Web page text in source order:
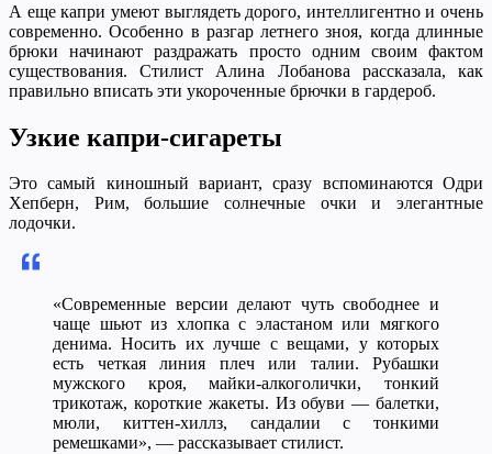
А еще капри умеют выглядеть дорого, интеллигентно и очень
современно. Особенно в разгар летнего зноя, когда длинные
брюки начинают раздражать просто одним своим фактом
существования. Стилист Алина Лобанова рассказала, как
правильно вписать эти укороченные брючки в гардероб.
Узкие капри-сигареты
Это самый киношный вариант, сразу вспоминаются Одри
Хепберн, Рим, большие солнечные очки и элегантные
лодочки.
«Современные версии делают чуть свободнее и
чаще шьют из хлопка с эластаном или мягкого
денима. Носить их лучше с вещами, у которых
есть четкая линия плеч или талии. Рубашки
мужского кроя, майки-алкоголички, тонкий
трикотаж, короткие жакеты. Из обуви — балетки,
мюли, киттен-хиллз, сандалии с тонкими
ремешками», — рассказывает стилист.